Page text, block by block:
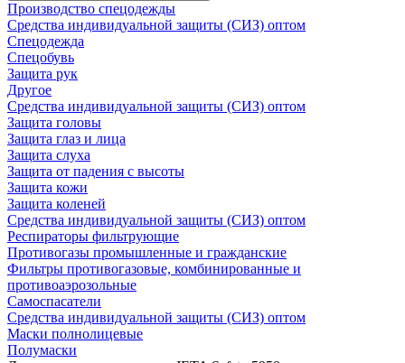
Производство спецодежды
Средства индивидуальной защиты (СИЗ) оптом
Спецодежда
Спецобувь
Защита рук
Другое
Средства индивидуальной защиты (СИЗ) оптом
Защита головы
Защита глаз и лица
Защита слуха
Защита от падения с высоты
Защита кожи
Защита коленей
Средства индивидуальной защиты (СИЗ) оптом
Респираторы фильтрующие
Противогазы промышленные и гражданские
Фильтры противогазовые, комбинированные и
противоаэрозольные
Самоспасатели
Средства индивидуальной защиты (СИЗ) оптом
Маски полнолицевые
Полумаски